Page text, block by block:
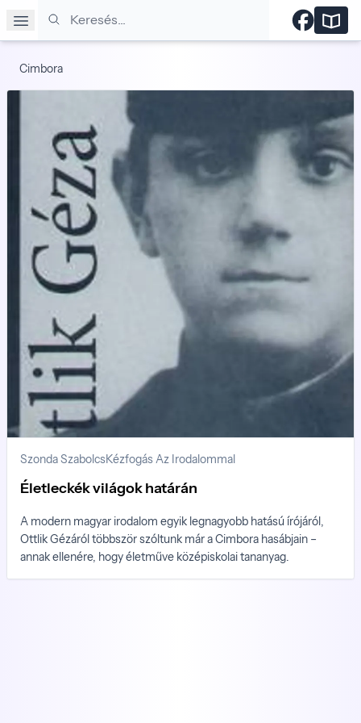
Cimbora
Szonda SzabolcsKézfogás Az Irodalommal
Életleckék világok határán
A modern magyar irodalom egyik legnagyobb hatású írójáról,
Ottlik Gézáról többször szóltunk már a Cimbora hasábjain –
annak ellenére, hogy életműve középiskolai tananyag.